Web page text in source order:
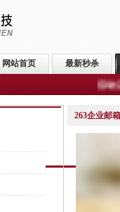
网站首页 最新秒杀
活动公告：
263企业邮箱